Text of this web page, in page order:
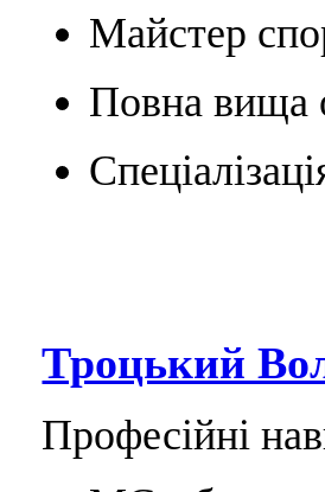
Майстер
Повна вища
Троцький
Професійні